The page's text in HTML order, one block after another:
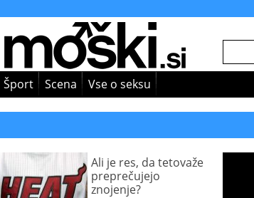
Šport Scena Vse o seksu
Ali je res, da tetovaže
preprečujejo
znojenje?